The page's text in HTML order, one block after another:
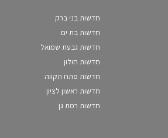
חדשות בני ברק
חדשות בת ים
חדשות גבעת שמואל
חדשות חולון
חדשות פתח תקווה
חדשות ראשון לציון
חדשות רמת גן